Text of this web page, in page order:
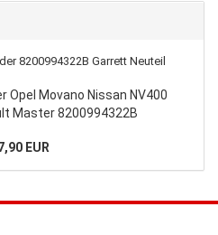
Opel Movano Nissan NV400
Master 8200994322B
EUR